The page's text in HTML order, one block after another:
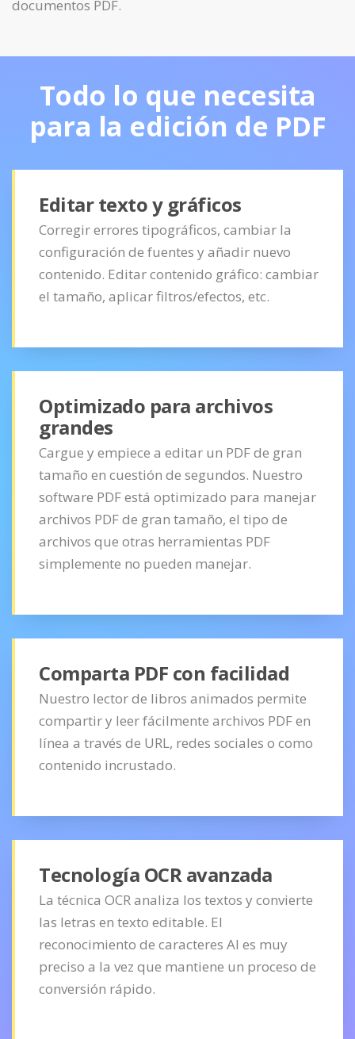
documentos PDF.
Todo lo que necesita
para la edición de PDF
Editar texto y gráficos
Corregir errores tipográficos, cambiar la
configuración de fuentes y añadir nuevo
contenido. Editar contenido gráfico: cambiar
el tamaño, aplicar filtros/efectos, etc.
Optimizado para archivos
grandes
Cargue y empiece a editar un PDF de gran
tamaño en cuestión de segundos. Nuestro
software PDF está optimizado para manejar
archivos PDF de gran tamaño, el tipo de
archivos que otras herramientas PDF
simplemente no pueden manejar.
Comparta PDF con facilidad
Nuestro lector de libros animados permite
compartir y leer fácilmente archivos PDF en
línea a través de URL, redes sociales o como
contenido incrustado.
Tecnología OCR avanzada
La técnica OCR analiza los textos y convierte
las letras en texto editable. El
reconocimiento de caracteres AI es muy
preciso a la vez que mantiene un proceso de
conversión rápido.